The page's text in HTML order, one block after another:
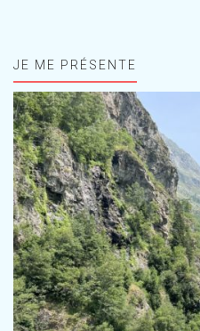
JE ME PRÉSENTE